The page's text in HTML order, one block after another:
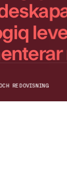
REDOVISNING